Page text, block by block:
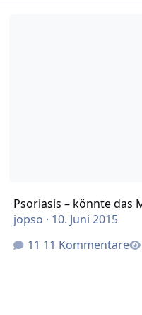
Psoriasis – könnte das
jopso · 10. Juni 2015
11 Kommentare